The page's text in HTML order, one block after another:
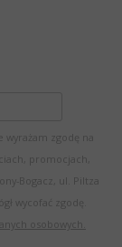
wyrażam zgodę na
promocjach,
Bogacz, ul. Piltza
wycofać zgodę.
osobowych.